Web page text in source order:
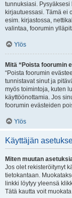
tunnuksiasi.
kirjautuessasi. Tämä ei
esim. kirjastossa,
valintaa, foorumin
Ylös
Mitä “Poista foorumin
“Poista foorumin
tunnistavat sinut ja
myös toimintoja, kuten
käyttöönottamia. Jos
foorumin evästeiden
Ylös
Käyttäjän
Miten muutan
Jos olet rekisteröitynyt
tietokantaan.
linkki löytyy yleensä
Tätä kautta voit